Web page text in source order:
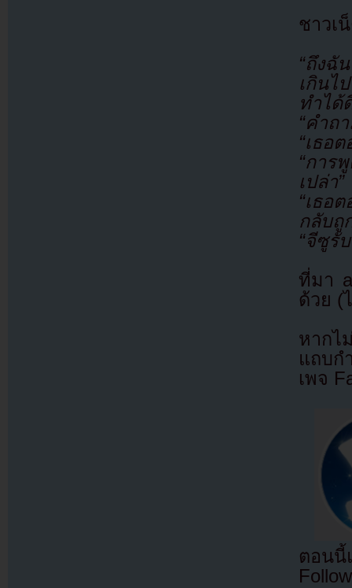
ชาวเ
“ถึงฉั
เกินไ
ทำได้
“คำถ
“เธอ
“การ
เปล่า”
“เธอ
กลับถู
“จีซูรั
ที่มา
ด้วย (
หากไ
แถบก
เพจ
ตอนนี้